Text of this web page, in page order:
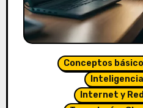
Conceptos
Internet y